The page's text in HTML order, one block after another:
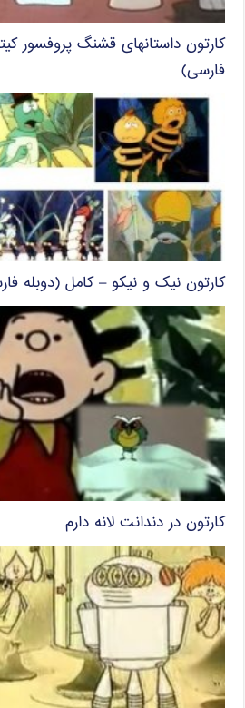
کارتون داستانهای قشنگ پروفسور
فارسی)
کارتون نیک و نیکو – کامل (دوبله
کارتون در دندانت لانه دارم